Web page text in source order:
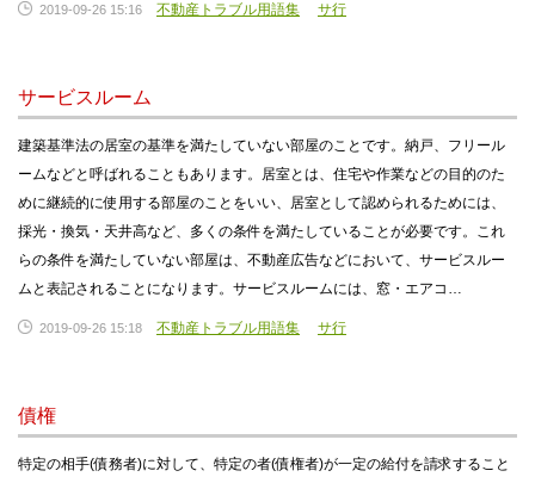
2019-09-26 15:16 不動産トラブル用語集 サ行
サービスルーム
建築基準法の居室の基準を満たしていない部屋のことです。納戸、フリール
ームなどと呼ばれることもあります。居室とは、住宅や作業などの目的のた
めに継続的に使用する部屋のことをいい、居室として認められるためには、
採光・換気・天井高など、多くの条件を満たしていることが必要です。これ
らの条件を満たしていない部屋は、不動産広告などにおいて、サービスルー
ムと表記されることになります。サービスルームには、窓・エアコ…
2019-09-26 15:18 不動産トラブル用語集 サ行
債権
特定の相手(債務者)に対して、特定の者(債権者)が一定の給付を請求すること